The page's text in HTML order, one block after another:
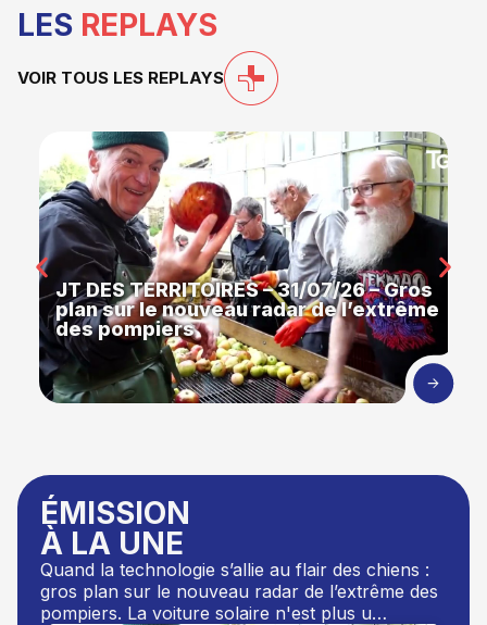
LES REPLAYS
VOIR TOUS LES REPLAYS
JT DES TERRITOIRES – 31/07/26 – Gros
plan sur le nouveau radar de l’extrême
des pompiers
ÉMISSION
À LA UNE
Quand la technologie s’allie au flair des chiens :
gros plan sur le nouveau radar de l’extrême des
pompiers. La voiture solaire n'est plus u…